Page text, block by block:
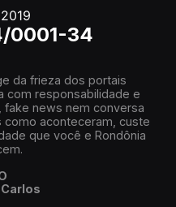
0001-34
da frieza dos portais
com responsabilidade e
fake news nem conversa
como aconteceram, custe
que você e Rondônia